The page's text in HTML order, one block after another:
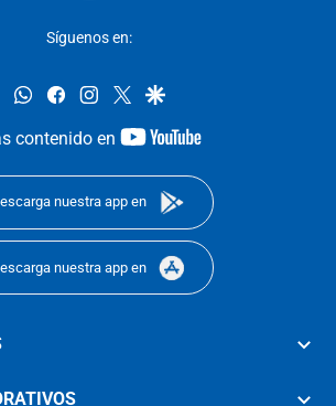
Síguenos en:
whatsappfacebookinstagram
twittergoogle
contenido en
youtube-
nuestra app en
nuestra app en